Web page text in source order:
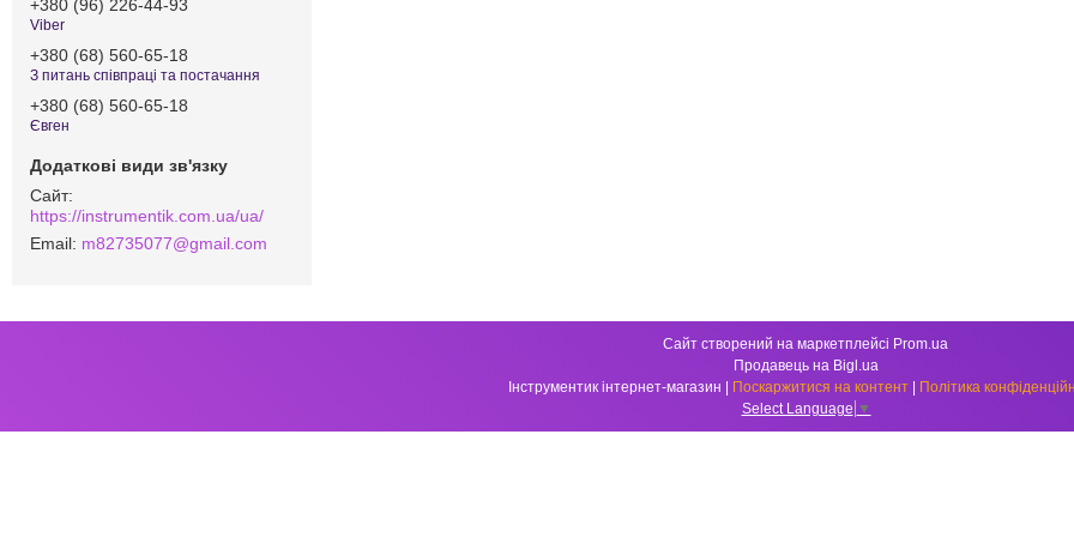
+380 (96) 226-44-93
Viber
+380 (68) 560-65-18
З питань співпраці та постачання
+380 (68) 560-65-18
Євген
https://instrumentik.com.ua/ua/
m82735077@gmail.com
Сайт створений на маркетплейсі Prom.ua
Продавець на Bigl.ua
Інструментик інтернет-магазин | Поскаржитися на контент | Політика
Select Language ▼